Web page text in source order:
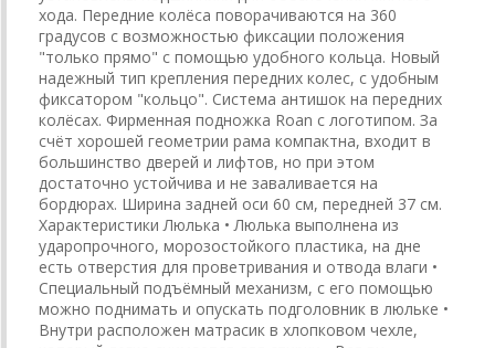
хода. Передние колёса поворачиваются на 360
градусов с возможностью фиксации положения
"только прямо" с помощью удобного кольца. Новый
надежный тип крепления передних колес, с удобным
фиксатором "кольцо". Система антишок на передних
колёсах. Фирменная подножка Roan с логотипом. За
счёт хорошей геометрии рама компактна, входит в
большинство дверей и лифтов, но при этом
достаточно устойчива и не заваливается на
бордюрах. Ширина задней оси 60 см, передней 37 см.
Характеристики Люлька • Люлька выполнена из
ударопрочного, морозостойкого пластика, на дне
есть отверстия для проветривания и отвода влаги •
Специальный подъёмный механизм, с его помощью
можно поднимать и опускать подголовник в люльке •
Внутри расположен матрасик в хлопковом чехле,